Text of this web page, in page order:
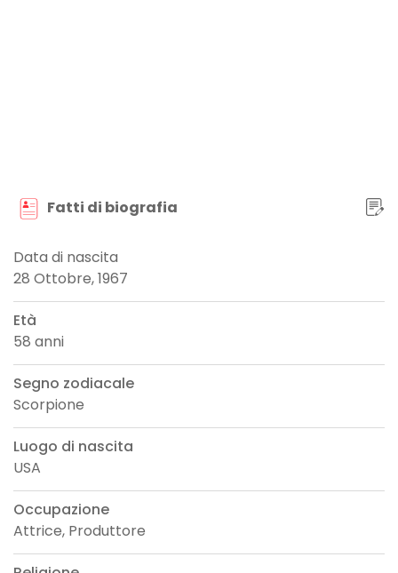
Fatti di biografia
Data di nascita
28 Ottobre, 1967
Età
58 anni
Segno zodiacale
Scorpione
Luogo di nascita
USA
Occupazione
Attrice, Produttore